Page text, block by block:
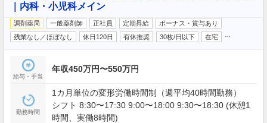
｜内科・小児科メイン
調剤薬局 一般薬剤師 正社員 定期昇給
ボーナス・賞与あり
残業なし／ほぼなし
休日120日 有休推奨 30枚/日以下 在宅
給与・手当
年収450万円〜550万円
勤務時間
1カ月単位の変形労働時間制（週平均40時間勤務）
シフト 8:30〜17:30 9:00〜18:00 9:30〜18:30 (休憩1
時間、実働8時間)